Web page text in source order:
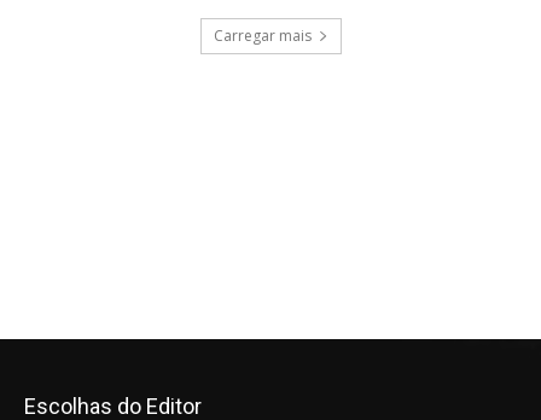
Escolhas do Editor